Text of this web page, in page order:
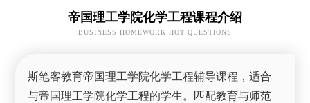
帝国理工学院化学工程课程介绍
BUSINESS HOMEWORK HOT QUESTIONS
斯笔客教育帝国理工学院化学工程辅导课程，适合
与帝国理工学院化学工程的学生。匹配教育与师范